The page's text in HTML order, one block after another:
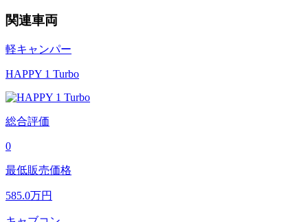
関連車両
軽キャンパー
HAPPY 1 Turbo
総合評価
0
最低販売価格
585.0万円